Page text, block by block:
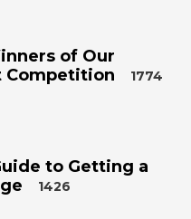
of Our
Competition
1774
to Getting a
1426